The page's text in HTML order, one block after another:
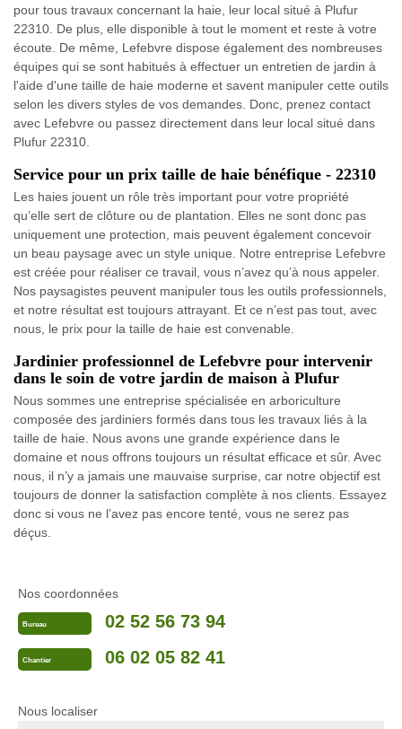
pour tous travaux concernant la haie, leur local situé à Plufur
22310. De plus, elle disponible à tout le moment et reste à votre
écoute. De même, Lefebvre dispose également des nombreuses
équipes qui se sont habitués à effectuer un entretien de jardin à
l'aide d'une taille de haie moderne et savent manipuler cette outils
selon les divers styles de vos demandes. Donc, prenez contact
avec Lefebvre ou passez directement dans leur local situé dans
Plufur 22310.
Service pour un prix taille de haie bénéfique - 22310
Les haies jouent un rôle très important pour votre propriété
qu’elle sert de clôture ou de plantation. Elles ne sont donc pas
uniquement une protection, mais peuvent également concevoir
un beau paysage avec un style unique. Notre entreprise Lefebvre
est créée pour réaliser ce travail, vous n’avez qu’à nous appeler.
Nos paysagistes peuvent manipuler tous les outils professionnels,
et notre résultat est toujours attrayant. Et ce n’est pas tout, avec
nous, le prix pour la taille de haie est convenable.
Jardinier professionnel de Lefebvre pour intervenir
dans le soin de votre jardin de maison à Plufur
Nous sommes une entreprise spécialisée en arboriculture
composée des jardiniers formés dans tous les travaux liés à la
taille de haie. Nous avons une grande expérience dans le
domaine et nous offrons toujours un résultat efficace et sûr. Avec
nous, il n’y a jamais une mauvaise surprise, car notre objectif est
toujours de donner la satisfaction complète à nos clients. Essayez
donc si vous ne l’avez pas encore tenté, vous ne serez pas
déçus.
Nos coordonnées
Bureau 02 52 56 73 94
Chantier 06 02 05 82 41
Nous localiser